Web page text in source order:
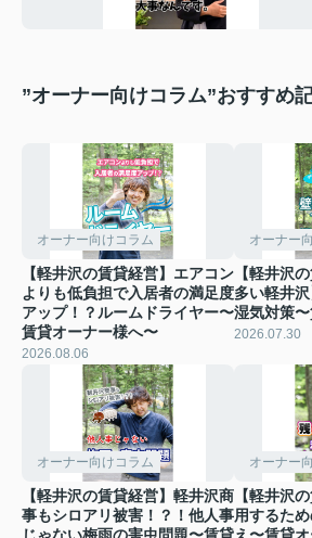
”オーナー向けコラム”おすすめ
オーナー向けコラム
【軽井沢の賃貸経営】エアコン
よりも低負担で入居者の満足度
アップ！？ルームドライヤー〜
賃貸オーナー様へ〜
2026.08.06
オーナー
【軽井沢
多い軽井
湿気対策
2026.07.30
オーナー向けコラム
【軽井沢の賃貸経営】軽井沢商
事もシロアリ被害！？！他人事
じゃない梅雨の害虫問題〜賃貸
オーナー
【軽井沢
用するた
え〜賃貸